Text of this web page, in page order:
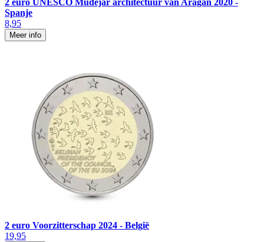
2 euro UNESCO Mudejar architectuur van Aragan 2020 -
Spanje
8,95
Meer info
2 euro Voorzitterschap 2024 - België
19,95